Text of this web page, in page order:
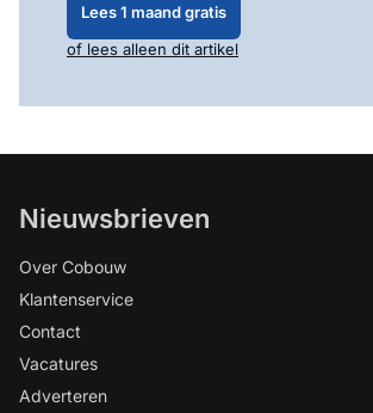
Lees 1 maand gratis
of lees alleen dit artikel
Nieuwsbrieven
Over Cobouw
Klantenservice
Contact
Vacatures
Adverteren